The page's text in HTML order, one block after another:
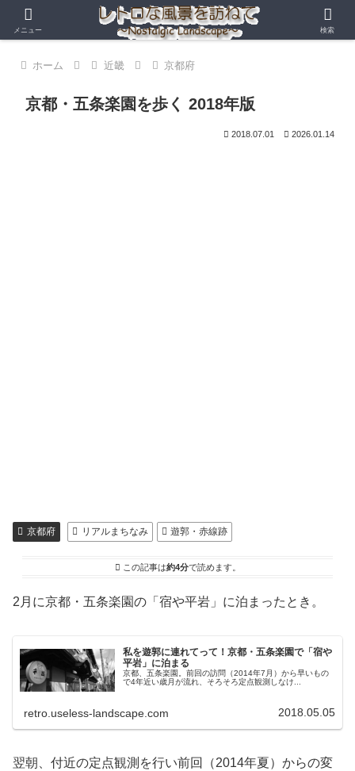
ホーム 近畿 京都府
京都・五条楽園を歩く 2018年版
2018.07.01 2026.01.14
京都府 リアルまちなみ 遊郭・赤線跡
この記事は約4分で読めます。
2月に京都・五条楽園の「宿や平岩」に泊まったとき。
私を遊郭に連れてって！京都・五条楽園で「宿や
平岩」に泊まる
京都、五条楽園。前回の訪問（2014年7月）から早いもの
で4年近い歳月が流れ、そろそろ定点観測しなけ...
retro.useless-landscape.com 2018.05.05
翌朝、付近の定点観測を行い前回（2014年夏）からの変
メニュー 検索